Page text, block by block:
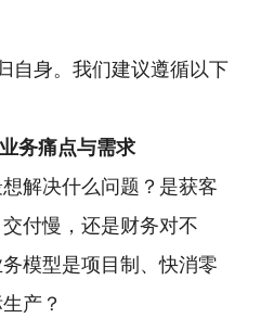
自身。我们建议遵循以下
务痛点与需求
想解决什么问题？是获客
付慢，还是财务对不
模型是项目制、快消零
产？